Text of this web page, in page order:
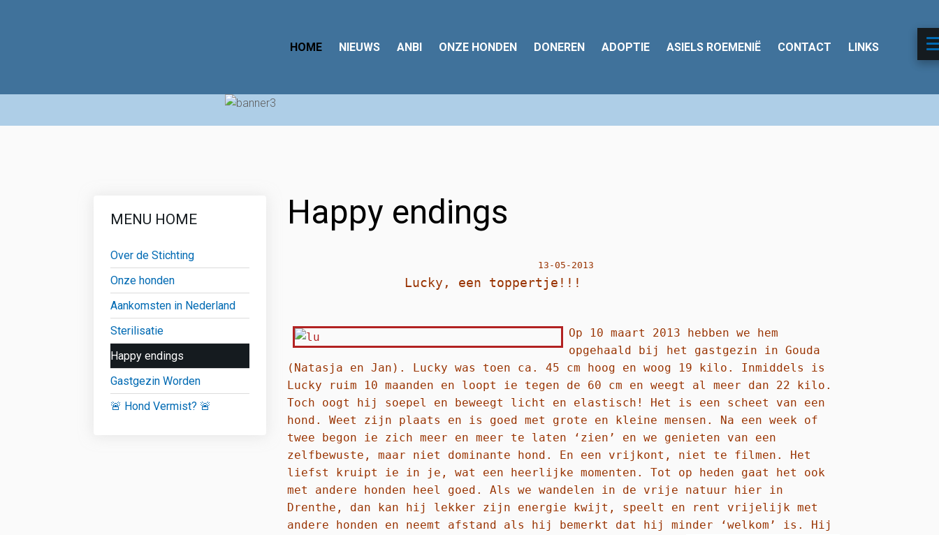
HOME NIEUWS ANBI ONZE HONDEN DONEREN ADOPTIE ASIELS ROEMENIË CONTACT LINKS
MENU HOME
Over de Stichting
Onze honden
Aankomsten in Nederland
Sterilisatie
Happy endings
Gastgezin Worden
🚨 Hond Vermist? 🚨
Happy endings
13-05-2013
Lucky, een toppertje!!!
Op 10 maart 2013 hebben we hem
opgehaald bij het gastgezin in Gouda
(Natasja en Jan). Lucky was toen ca. 45 cm hoog en woog 19 kilo. Inmiddels is
Lucky ruim 10 maanden en loopt ie tegen de 60 cm en weegt al meer dan 22 kilo.
Toch oogt hij soepel en beweegt licht en elastisch! Het is een scheet van een
hond. Weet zijn plaats en is goed met grote en kleine mensen. Na een week of
twee begon ie zich meer en meer te laten ‘zien’ en we genieten van een
zelfbewuste, maar niet dominante hond. En een vrijkont, niet te filmen. Het
liefst kruipt ie in je, wat een heerlijke momenten. Tot op heden gaat het ook
met andere honden heel goed. Als we wandelen in de vrije natuur hier in
Drenthe, dan kan hij lekker zijn energie kwijt, speelt en rent vrijelijk met
andere honden en neemt afstand als hij bemerkt dat hij minder ‘welkom’ is. Hij